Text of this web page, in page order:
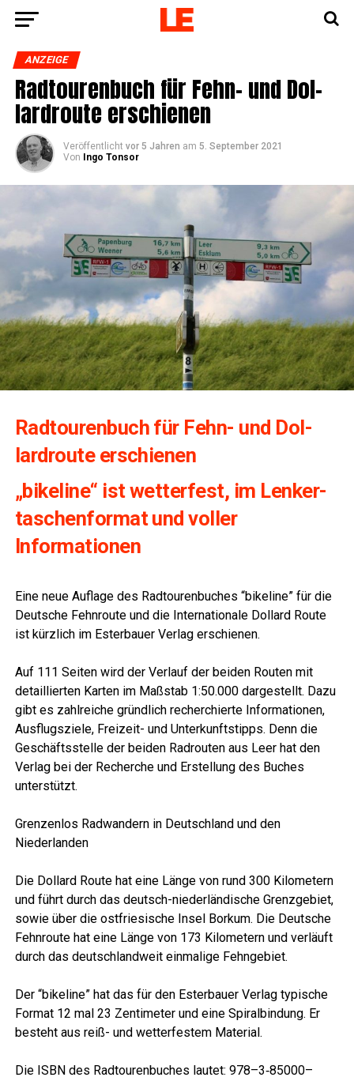
ANZEIGE
Rad­tou­ren­buch für Fehn- und Dol­
lard­rou­te erschienen
Veröffentlicht vor 5 Jahren am 5. September 2021
Von
Ingo Tonsor
Rad­tou­ren­buch für Fehn- und Dol­
lard­rou­te erschienen
„bikeli­ne“ ist wet­ter­fest, im Len­ker­
ta­schen­for­mat und vol­ler
Informationen
Eine neue Auf­la­ge des Rad­tou­ren­bu­ches “bikeli­ne” für die
Deut­sche Fehn­rou­te und die Inter­na­tio­na­le Dol­lard Rou­te
ist kürz­lich im Ester­bau­er Ver­lag erschienen.
Auf 111 Sei­ten wird der Ver­lauf der bei­den Rou­ten mit
detail­lier­ten Kar­ten im Maß­stab 1:50.000 dar­ge­stellt. Dazu
gibt es zahl­rei­che gründ­lich recher­chier­te Infor­ma­tio­nen,
Aus­flugs­zie­le, Frei­zeit- und Unter­kunfts­tipps. Denn die
Geschäfts­stel­le der bei­den Rad­rou­ten aus Leer hat den
Ver­lag bei der Recher­che und Erstel­lung des Buches
unterstützt.
Gren­zen­los Rad­wan­dern in Deutsch­land und den
Niederlanden
Die Dol­lard Rou­te hat eine Län­ge von rund 300 Kilo­me­tern
und führt durch das deutsch-nie­der­län­di­sche Grenz­ge­biet,
sowie über die ost­frie­si­sche Insel Bor­kum. Die Deut­sche
Fehn­rou­te hat eine Län­ge von 173 Kilo­me­tern und ver­läuft
durch das deutsch­land­weit ein­ma­li­ge Fehngebiet.
Der “bikeli­ne” hat das für den Ester­bau­er Ver­lag typi­sche
For­mat 12 mal 23 Zen­ti­me­ter und eine Spi­ral­bin­dung. Er
besteht aus reiß- und wet­ter­fes­tem Material.
Die ISBN des Rad­tou­ren­bu­ches lau­tet: 978–3‑85000–